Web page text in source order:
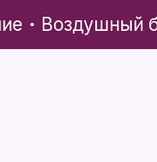
Воздушный